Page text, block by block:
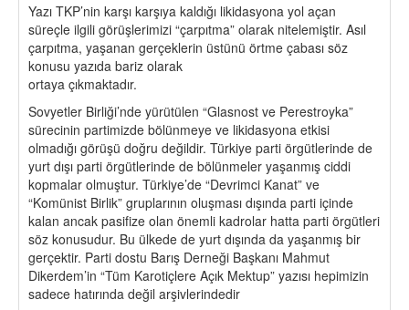
Yazı TKP’nin karşı karşıya kaldığı likidasyona yol açan
süreçle ilgili görüşlerimizi “çarpıtma” olarak nitelemiştir. Asıl
çarpıtma, yaşanan gerçeklerin üstünü örtme çabası söz
konusu yazıda bariz olarak
ortaya çıkmaktadır.
Sovyetler Birliği’nde yürütülen “Glasnost ve Perestroyka”
sürecinin partimizde bölünmeye ve likidasyona etkisi
olmadığı görüşü doğru değildir. Türkiye parti örgütlerinde de
yurt dışı parti örgütlerinde de bölünmeler yaşanmış ciddi
kopmalar olmuştur. Türkiye’de “Devrimci Kanat” ve
“Komünist Birlik” gruplarının oluşması dışında parti içinde
kalan ancak pasifize olan önemli kadrolar hatta parti örgütleri
söz konusudur. Bu ülkede de yurt dışında da yaşanmış bir
gerçektir. Parti dostu Barış Derneği Başkanı Mahmut
Dikerdem’in “Tüm Karotiçlere Açık Mektup” yazısı hepimizin
sadece hatırında değil arşivlerindedir